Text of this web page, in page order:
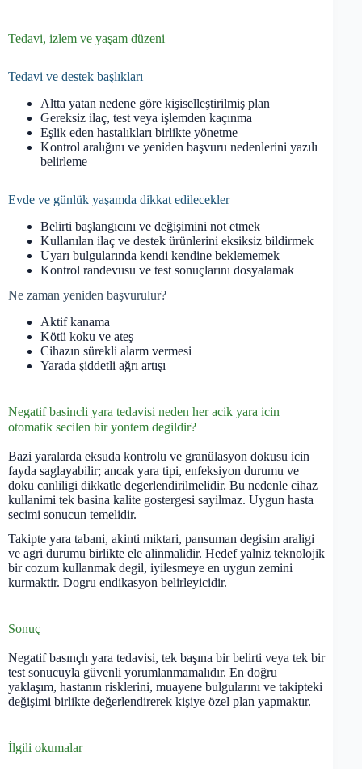
Tedavi, izlem ve yaşam düzeni
Tedavi ve destek başlıkları
Altta yatan nedene göre kişiselleştirilmiş plan
Gereksiz ilaç, test veya işlemden kaçınma
Eşlik eden hastalıkları birlikte yönetme
Kontrol aralığını ve yeniden başvuru nedenlerini yazılı
belirleme
Evde ve günlük yaşamda dikkat edilecekler
Belirti başlangıcını ve değişimini not etmek
Kullanılan ilaç ve destek ürünlerini eksiksiz bildirmek
Uyarı bulgularında kendi kendine beklememek
Kontrol randevusu ve test sonuçlarını dosyalamak
Ne zaman yeniden başvurulur?
Aktif kanama
Kötü koku ve ateş
Cihazın sürekli alarm vermesi
Yarada şiddetli ağrı artışı
Negatif basincli yara tedavisi neden her acik yara icin
otomatik secilen bir yontem degildir?
Bazi yaralarda eksuda kontrolu ve granülasyon dokusu icin
fayda saglayabilir; ancak yara tipi, enfeksiyon durumu ve
doku canliligi dikkatle degerlendirilmelidir. Bu nedenle cihaz
kullanimi tek basina kalite gostergesi sayilmaz. Uygun hasta
secimi sonucun temelidir.
Takipte yara tabani, akinti miktari, pansuman degisim araligi
ve agri durumu birlikte ele alinmalidir. Hedef yalniz teknolojik
bir cozum kullanmak degil, iyilesmeye en uygun zemini
kurmaktir. Dogru endikasyon belirleyicidir.
Sonuç
Negatif basınçlı yara tedavisi, tek başına bir belirti veya tek bir
test sonucuyla güvenli yorumlanmamalıdır. En doğru
yaklaşım, hastanın risklerini, muayene bulgularını ve takipteki
değişimi birlikte değerlendirerek kişiye özel plan yapmaktır.
İlgili okumalar